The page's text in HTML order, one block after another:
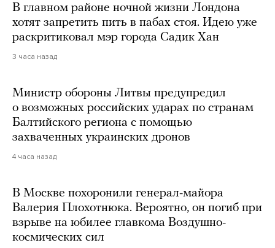
В главном районе ночной жизни Лондона
хотят запретить пить в пабах стоя. Идею уже
раскритиковал мэр города Садик Хан
3 часа назад
Министр обороны Литвы предупредил
о возможных российских ударах по странам
Балтийского региона с помощью
захваченных украинских дронов
4 часа назад
В Москве похоронили генерал-майора
Валерия Плохотнюка. Вероятно, он погиб при
взрыве на юбилее главкома Воздушно-
космических сил